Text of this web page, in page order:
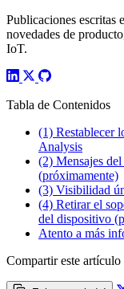
Publicaciones escritas
novedades de
IoT.
Tabla de Contenidos
(1) Restablecer
Analysis
(2) Mensajes
(próximamente)
(3) Visibilidad
(4) Retirar el
del dispositivo
Atento a más
Compartir este artículo